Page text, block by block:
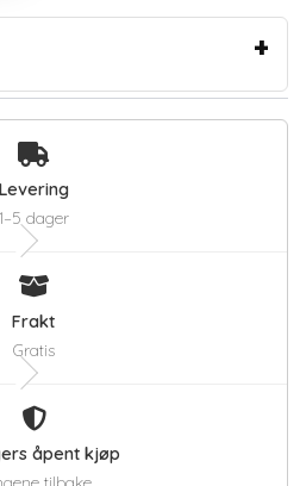
+
med kun
og overflater
forsvinner
BSRIA og DEKRA
Levering
1–5 dager
Frakt
Gratis
åpent kjøp
tilbake